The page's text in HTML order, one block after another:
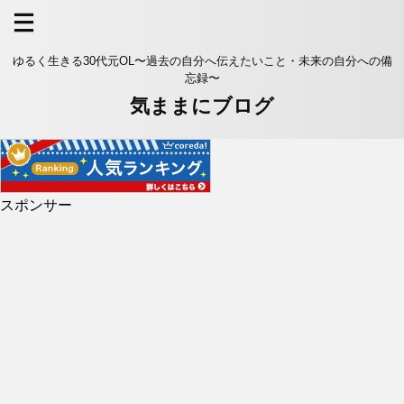
ゆるく生きる30代元OL〜過去の自分へ伝えたいこと・未来の自分への備
忘録〜
気ままにブログ
スポンサー